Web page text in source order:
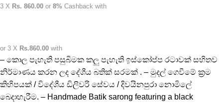
3 X Rs. 860.00 or 8% Cashback with
or 3 X Rs.860.00 with
– කොල පැහැති පසුබිමක කලු පැහැති ඉස්කෝප්ප රටාවක් සහිතව
නිර්මාණය කරන ලද දේශීය බතික් සරමක් . – මුදල් ගෙවීමේ ක්‍රම
කිහිපයක් / විදේශීය ඩිලිවරි සේවය / දිවයිනපුරා නොමිලේ
බෙදාහැරීම. – Handmade Batik sarong featuring a black